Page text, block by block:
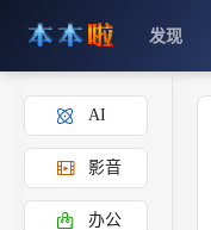
发现
AI
影音
办公